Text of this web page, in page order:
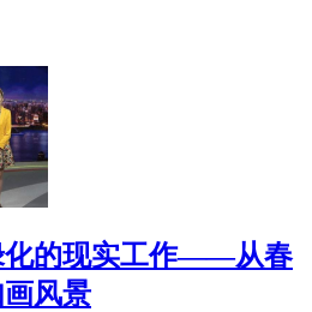
化的现实工作——从春
风景